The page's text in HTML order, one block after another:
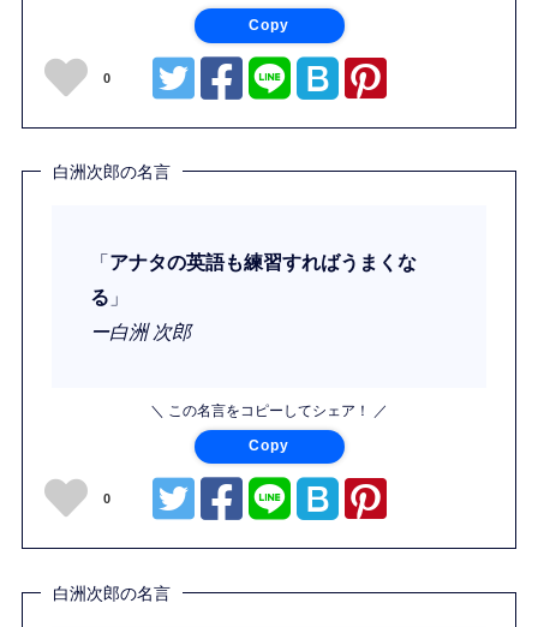
Copy
0
白洲次郎の名言
「アナタの英語も練習すればうまくな
る 」
ー白洲 次郎
＼ この名言をコピーしてシェア！ ／
Copy
0
白洲次郎の名言